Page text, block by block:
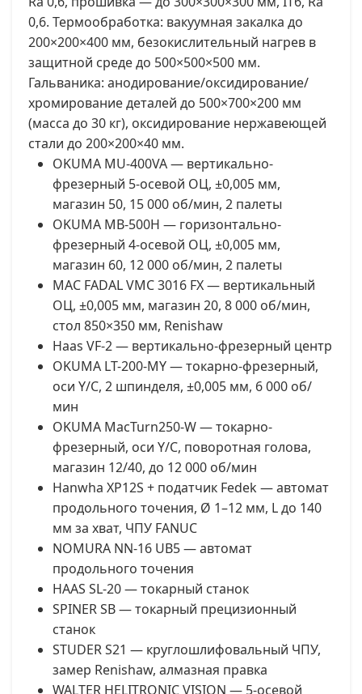
0,6. Термообработка: вакуумная закалка до
200×200×400 мм, безокислительный нагрев в
защитной среде до 500×500×500 мм.
Гальваника: анодирование/оксидирование/
хромирование деталей до 500×700×200 мм
(масса до 30 кг), оксидирование нержавеющей
стали до 200×200×40 мм.
OKUMA MU-400VA — вертикально-
фрезерный 5-осевой ОЦ, ±0,005 мм,
магазин 50, 15 000 об/мин, 2 палеты
OKUMA MB-500H — горизонтально-
фрезерный 4-осевой ОЦ, ±0,005 мм,
магазин 60, 12 000 об/мин, 2 палеты
MAC FADAL VMC 3016 FX — вертикальный
ОЦ, ±0,005 мм, магазин 20, 8 000 об/мин,
стол 850×350 мм, Renishaw
Haas VF-2 — вертикально-фрезерный центр
OKUMA LT-200-MY — токарно-фрезерный,
оси Y/C, 2 шпинделя, ±0,005 мм, 6 000 об/
мин
OKUMA MacTurn250-W — токарно-
фрезерный, оси Y/C, поворотная голова,
магазин 12/40, до 12 000 об/мин
Hanwha XP12S + податчик Fedek — автомат
продольного точения, Ø 1–12 мм, L до 140
мм за хват, ЧПУ FANUC
NOMURA NN-16 UB5 — автомат
продольного точения
HAAS SL-20 — токарный станок
SPINER SB — токарный прецизионный
станок
STUDER S21 — круглошлифовальный ЧПУ,
замер Renishaw, алмазная правка
WALTER HELITRONIC VISION — 5-осевой